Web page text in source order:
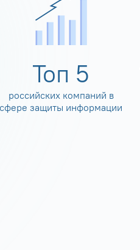
Топ 5
российских компаний в
сфере защиты информации